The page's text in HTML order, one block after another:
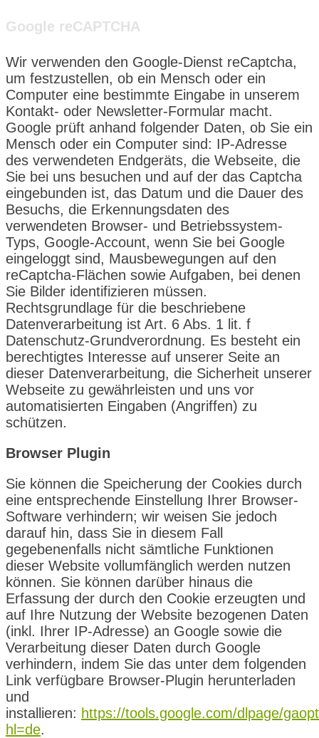
Google reCAPTCHA
Wir verwenden den Google-Dienst reCaptcha,
um festzustellen, ob ein Mensch oder ein
Computer eine bestimmte Eingabe in unserem
Kontakt- oder Newsletter-Formular macht.
Google prüft anhand folgender Daten, ob Sie ein
Mensch oder ein Computer sind: IP-Adresse
des verwendeten Endgeräts, die Webseite, die
Sie bei uns besuchen und auf der das Captcha
eingebunden ist, das Datum und die Dauer des
Besuchs, die Erkennungsdaten des
verwendeten Browser- und Betriebssystem-
Typs, Google-Account, wenn Sie bei Google
eingeloggt sind, Mausbewegungen auf den
reCaptcha-Flächen sowie Aufgaben, bei denen
Sie Bilder identifizieren müssen.
Rechtsgrundlage für die beschriebene
Datenverarbeitung ist Art. 6 Abs. 1 lit. f
Datenschutz-Grundverordnung. Es besteht ein
berechtigtes Interesse auf unserer Seite an
dieser Datenverarbeitung, die Sicherheit unserer
Webseite zu gewährleisten und uns vor
automatisierten Eingaben (Angriffen) zu
schützen.
Browser Plugin
Sie können die Speicherung der Cookies durch
eine entsprechende Einstellung Ihrer Browser-
Software verhindern; wir weisen Sie jedoch
darauf hin, dass Sie in diesem Fall
gegebenenfalls nicht sämtliche Funktionen
dieser Website vollumfänglich werden nutzen
können. Sie können darüber hinaus die
Erfassung der durch den Cookie erzeugten und
auf Ihre Nutzung der Website bezogenen Daten
(inkl. Ihrer IP-Adresse) an Google sowie die
Verarbeitung dieser Daten durch Google
verhindern, indem Sie das unter dem folgenden
Link verfügbare Browser-Plugin herunterladen
und
installieren: https://tools.google.com/dlpage/
hl=de.